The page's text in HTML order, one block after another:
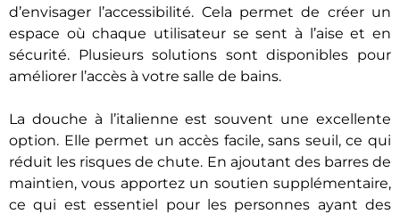
d’envisager l’accessibilité. Cela permet de créer un
espace où chaque utilisateur se sent à l’aise et en
sécurité. Plusieurs solutions sont disponibles pour
améliorer l’accès à votre salle de bains.
La douche à l’italienne est souvent une excellente
option. Elle permet un accès facile, sans seuil, ce qui
réduit les risques de chute. En ajoutant des barres de
maintien, vous apportez un soutien supplémentaire,
ce qui est essentiel pour les personnes ayant des